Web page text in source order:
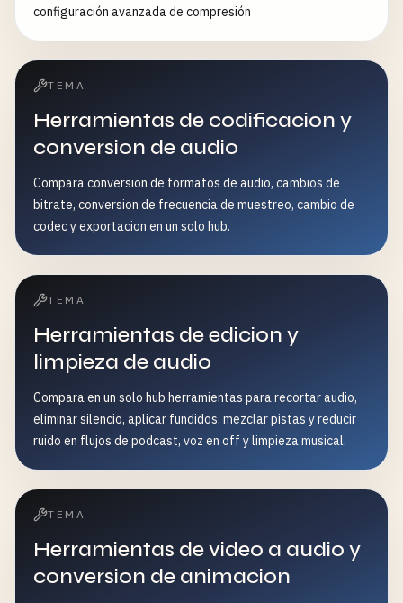
configuración avanzada de compresión
TEMA
Herramientas de codificacion y
conversion de audio
Compara conversion de formatos de audio, cambios de
bitrate, conversion de frecuencia de muestreo, cambio de
codec y exportacion en un solo hub.
TEMA
Herramientas de edicion y
limpieza de audio
Compara en un solo hub herramientas para recortar audio,
eliminar silencio, aplicar fundidos, mezclar pistas y reducir
ruido en flujos de podcast, voz en off y limpieza musical.
TEMA
Herramientas de video a audio y
conversion de animacion